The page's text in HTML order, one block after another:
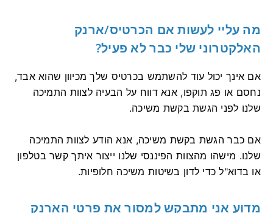
מה עליי לעשות אם הכרטיס/ארנק
האלקטרוני שלי כבר לא פעיל?
אם אינך יכול עוד להשתמש בכרטיס שלך מכיוון שהוא אבד,
נחסם או פג תוקפו, אנא דווח על הבעיה לצוות התמיכה
שלנו לפני הגשת בקשת משיכה.
אם כבר הגשת בקשת משיכה, אנא הודע לצוות התמיכה
שלנו. מישהו מהצוות הפיננסי שלנו ייצור איתך קשר בטלפון
או בדוא"ל כדי לדון בשיטות משיכה חלופיות.
מדוע אני מתבקש למסור את פרטי הארנק